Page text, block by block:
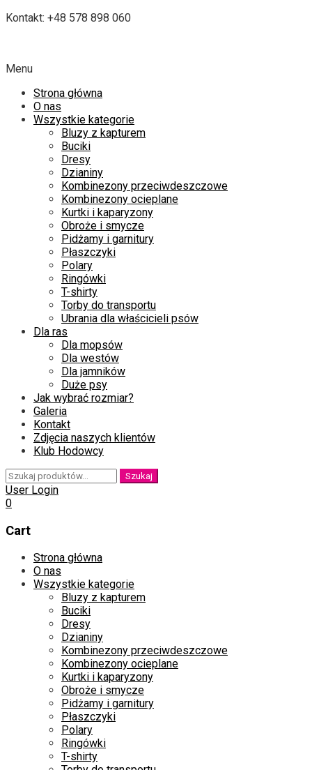
Kontakt: +48 578 898 060
Menu
Strona główna
O nas
Wszystkie kategorie
Bluzy z kapturem
Buciki
Dresy
Dzianiny
Kombinezony przeciwdeszczowe
Kombinezony ocieplane
Kurtki i kaparyzony
Obroże i smycze
Pidżamy i garnitury
Płaszczyki
Polary
Ringówki
T-shirty
Torby do transportu
Ubrania dla właścicieli psów
Dla ras
Dla mopsów
Dla westów
Dla jamników
Duże psy
Jak wybrać rozmiar?
Galeria
Kontakt
Zdjęcia naszych klientów
Klub Hodowcy
Szukaj:
Szukaj
User Login
0
Cart
Skip
content
Strona główna
O nas
Wszystkie kategorie
Bluzy z kapturem
Buciki
Dresy
Dzianiny
Kombinezony przeciwdeszczowe
Kombinezony ocieplane
Kurtki i kaparyzony
Obroże i smycze
Pidżamy i garnitury
Płaszczyki
Polary
Ringówki
T-shirty